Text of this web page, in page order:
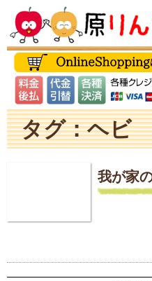
タグ：ヘビ
我が家